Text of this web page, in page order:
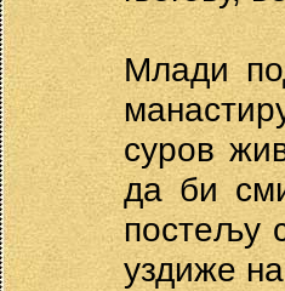
Млади
суров
да би
постељу
уздиже